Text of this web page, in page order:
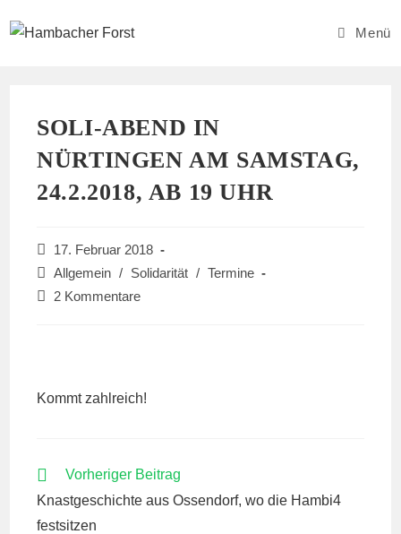
Inhalt
Menü
SOLI-ABEND IN
NÜRTINGEN AM SAMSTAG,
24.2.2018, AB 19 UHR
Beitrag
veröffentlicht:
17. Februar 2018
Beitrags-
Kategorie:
Allgemein / Solidarität / Termine
Beitrags-
2 Kommentare
Kommt zahlreich!
WEITERE
ANSEHEN
Vorheriger Beitrag
Knastgeschichte aus Ossendorf, wo die Hambi4
festsitzen